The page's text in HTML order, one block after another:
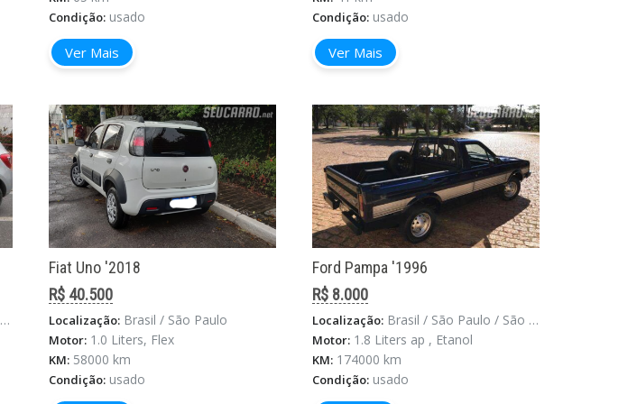
Condição: usado
Ver Mais
Condição: usado
Ver Mais
Fiat Uno '2018
R$ 40.500
Localização: Brasil / São Paulo
Motor: 1.0 Liters, Flex
KM: 58000 km
Condição: usado
Ford Pampa '1996
R$ 8.000
Localização: Brasil / São Paulo / São Paulo
Motor: 1.8 Liters ap , Etanol
KM: 174000 km
Condição: usado